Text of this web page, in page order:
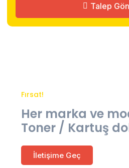
Talep
Fırsat!
Her marka ve
Toner / Kartuş
İletişime Geç